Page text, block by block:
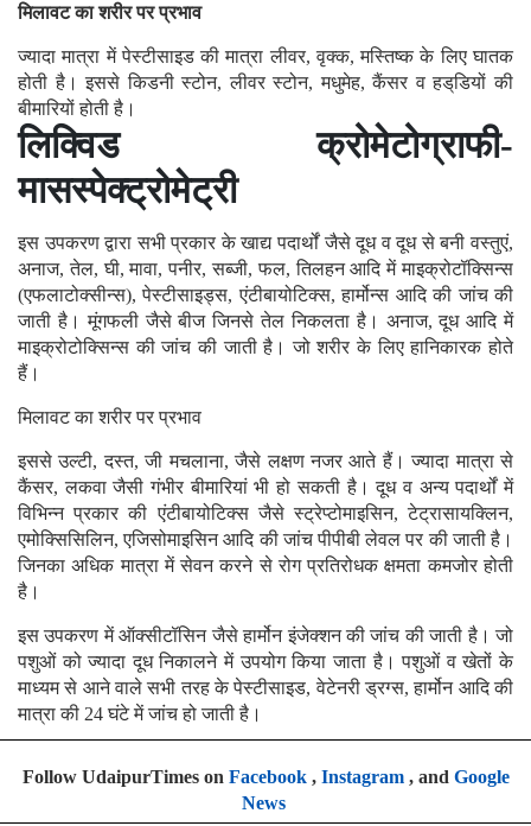
मिलावट का शरीर पर प्रभाव
ज्यादा मात्रा में पेस्टीसाइड की मात्रा लीवर, वृक्क, मस्तिष्क के लिए घातक
होती है। इससे किडनी स्टोन, लीवर स्टोन, मधुमेह, कैंसर व हड्‌डियों की
बीमारियों होती है।
लिक्विड क्रोमेटोग्राफी-
मासस्पेक्ट्रोमेट्री
इस उपकरण द्वारा सभी प्रकार के खाद्य पदार्थों जैसे दूध व दूध से बनी वस्तुएं,
अनाज, तेल, घी, मावा, पनीर, सब्जी, फल, तिलहन आदि में माइक्रोटॉक्सिन्स
(एफलाटोक्सीन्स), पेस्टीसाइड्स, एंटीबायोटिक्स, हार्मोन्स आदि की जांच की
जाती है। मूंगफली जैसे बीज जिनसे तेल निकलता है। अनाज, दूध आदि में
माइक्रोटोक्सिन्स की जांच की जाती है। जो शरीर के लिए हानिकारक होते
हैं।
मिलावट का शरीर पर प्रभाव
इससे उल्टी, दस्त, जी मचलाना, जैसे लक्षण नजर आते हैं। ज्यादा मात्रा से
कैंसर, लकवा जैसी गंभीर बीमारियां भी हो सकती है। दूध व अन्य पदार्थों में
विभिन्न प्रकार की एंटीबायोटिक्स जैसे स्ट्रेप्टोमाइसिन, टेट्रासायक्लिन,
एमोक्सिसिलिन, एजिसोमाइसिन आदि की जांच पीपीबी लेवल पर की जाती है।
जिनका अधिक मात्रा में सेवन करने से रोग प्रतिरोधक क्षमता कमजोर होती
है।
इस उपकरण में ऑक्सीटॉसिन जैसे हार्मोन इंजेक्शन की जांच की जाती है। जो
पशुओं को ज्यादा दूध निकालने में उपयोग किया जाता है। पशुओं व खेतों के
माध्यम से आने वाले सभी तरह के पेस्टीसाइड, वेटेनरी ड्रग्स, हार्मोन आदि की
मात्रा की 24 घंटे में जांच हो जाती है।
Follow UdaipurTimes on Facebook, Instagram, and Google
News